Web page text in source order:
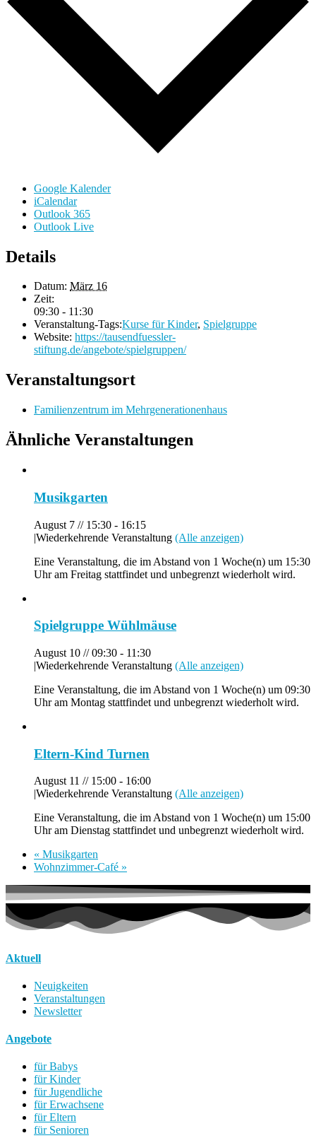
Google Kalender
iCalendar
Outlook 365
Outlook Live
Details
Datum: März 16
Zeit:
09:30 - 11:30
Veranstaltung-Tags:Kurse für Kinder, Spielgruppe
Website: https://tausendfuessler-
stiftung.de/angebote/spielgruppen/
Veranstaltungsort
Familienzentrum im Mehrgenerationenhaus
Ähnliche Veranstaltungen
Musikgarten
August 7 // 15:30 - 16:15
|Wiederkehrende Veranstaltung (Alle anzeigen)
Eine Veranstaltung, die im Abstand von 1 Woche(n) um 15:30
Uhr am Freitag stattfindet und unbegrenzt wiederholt wird.
Spielgruppe Wühlmäuse
August 10 // 09:30 - 11:30
|Wiederkehrende Veranstaltung (Alle anzeigen)
Eine Veranstaltung, die im Abstand von 1 Woche(n) um 09:30
Uhr am Montag stattfindet und unbegrenzt wiederholt wird.
Eltern-Kind Turnen
August 11 // 15:00 - 16:00
|Wiederkehrende Veranstaltung (Alle anzeigen)
Eine Veranstaltung, die im Abstand von 1 Woche(n) um 15:00
Uhr am Dienstag stattfindet und unbegrenzt wiederholt wird.
« Musikgarten
Wohnzimmer-Café »
Aktuell
Neuigkeiten
Veranstaltungen
Newsletter
Angebote
für Babys
für Kinder
für Jugendliche
für Erwachsene
für Eltern
für Senioren